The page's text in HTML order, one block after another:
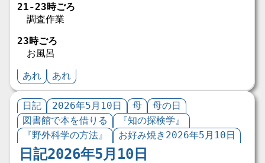
21-23時ごろ
調査作業
23時ごろ
お風呂
あれ あれ
日記 2026年5月10日 母
母の日
図書館で本を借りる
『知の探検学』
『野外科学の方法』
お好み焼き2026年5月10日
日記2026年5月10日